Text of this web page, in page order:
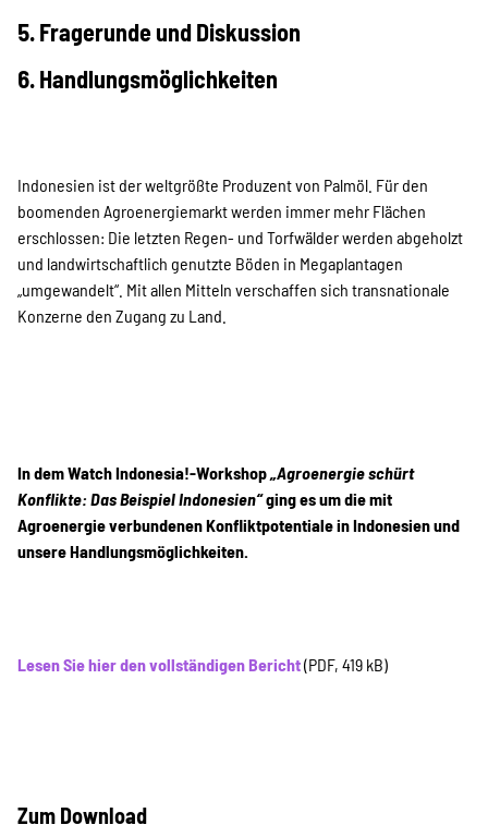
Transparenz
english
Indonesian
Fragerunde und Diskussion
Handlungsmöglichkeiten
Indonesien ist der weltgrößte Produzent von Palmöl. Für den
boomenden Agroenergiemarkt werden immer mehr Flächen
erschlossen: Die letzten Regen- und Torfwälder werden abgeholzt
und landwirtschaftlich genutzte Böden in Megaplantagen
„umgewandelt“. Mit allen Mitteln verschaffen sich transnationale
Konzerne den Zugang zu Land.
In dem Watch Indonesia!-Workshop„Agroenergie schürt
Konflikte: Das Beispiel Indonesien“ging es um die mit
Agroenergie verbundenen Konfliktpotentiale in Indonesien und
unsere Handlungsmöglichkeiten.
Lesen Sie hier den vollständigen Bericht(PDF, 419 kB)
Zum Download